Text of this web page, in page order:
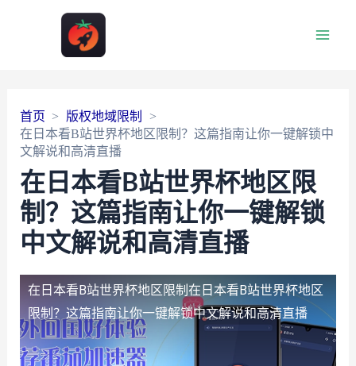
首页
版权地域限制
在日本看B站世界杯地区限制？这篇指南让你一键解锁中
文解说和高清直播
在日本看B站世界杯地区限
制？这篇指南让你一键解锁
中文解说和高清直播
在日本看B站世界杯地区限制 在日本看B站世界杯地区
限制？这篇指南让你一键解锁中文解说和高清直播